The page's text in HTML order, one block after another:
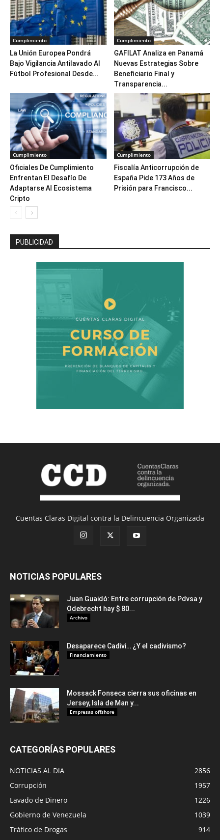
Cumplimiento
La Unión Europea Pondrá
Bajo Vigilancia Antilavado Al
Fútbol Profesional Desde...
Cumplimiento
GAFILAT Analiza en Panamá
Nuevas Estrategias Sobre
Beneficiario Final y
Transparencia...
Cumplimiento
Oficiales De Cumplimiento
Enfrentan El Desafío De
Adaptarse Al Ecosistema
Cripto
Cumplimiento
Fiscalía Anticorrupción de
España Pide 173 Años de
Prisión para Francisco...
PUBLICIDAD
Cuentas Claras Digital contra la Delincuencia Organizada
NOTICIAS POPULARES
Juan Guaidó: Entre corrupción de Pdvsa y
Odebrecht hay $ 80...
Archivo
Desaparece Cadivi… ¿Y el cadivismo?
Financiamiento
Mossack Fonseca cierra sus oficinas en
Jersey, Isla de Man y...
Empresas offshore
CATEGORÍAS POPULARES
NOTICIAS AL DIA
2856
Corrupción
1957
Lavado de Dinero
1226
Gobierno de Venezuela
1039
Tráfico de Drogas
914